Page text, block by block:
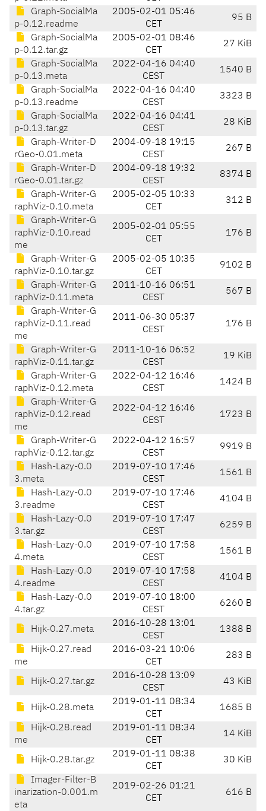
Graph-SocialMa
p-0.12.readme
2005-02-01 05:46
CET
95 B
Graph-SocialMa
p-0.12.tar.gz
2005-02-01 08:46
CET
27 KiB
Graph-SocialMa
p-0.13.meta
2022-04-16 04:40
CEST
1540 B
Graph-SocialMa
p-0.13.readme
2022-04-16 04:40
CEST
3323 B
Graph-SocialMa
p-0.13.tar.gz
2022-04-16 04:41
CEST
28 KiB
Graph-Writer-D
rGeo-0.01.meta
2004-09-18 19:15
CEST
267 B
Graph-Writer-D
rGeo-0.01.tar.gz
2004-09-18 19:32
CEST
8374 B
Graph-Writer-G
raphViz-0.10.meta
2005-02-05 10:33
CET
312 B
Graph-Writer-G
raphViz-0.10.read
me
2005-02-01 05:55
CET
176 B
Graph-Writer-G
raphViz-0.10.tar.gz
2005-02-05 10:35
CET
9102 B
Graph-Writer-G
raphViz-0.11.meta
2011-10-16 06:51
CEST
567 B
Graph-Writer-G
raphViz-0.11.read
me
2011-06-30 05:37
CEST
176 B
Graph-Writer-G
raphViz-0.11.tar.gz
2011-10-16 06:52
CEST
19 KiB
Graph-Writer-G
raphViz-0.12.meta
2022-04-12 16:46
CEST
1424 B
Graph-Writer-G
raphViz-0.12.read
me
2022-04-12 16:46
CEST
1723 B
Graph-Writer-G
raphViz-0.12.tar.gz
2022-04-12 16:57
CEST
9919 B
Hash-Lazy-0.0
3.meta
2019-07-10 17:46
CEST
1561 B
Hash-Lazy-0.0
3.readme
2019-07-10 17:46
CEST
4104 B
Hash-Lazy-0.0
3.tar.gz
2019-07-10 17:47
CEST
6259 B
Hash-Lazy-0.0
4.meta
2019-07-10 17:58
CEST
1561 B
Hash-Lazy-0.0
4.readme
2019-07-10 17:58
CEST
4104 B
Hash-Lazy-0.0
4.tar.gz
2019-07-10 18:00
CEST
6260 B
Hijk-0.27.meta
2016-10-28 13:01
CEST
1388 B
Hijk-0.27.read
me
2016-03-21 10:06
CET
283 B
Hijk-0.27.tar.gz
2016-10-28 13:09
CEST
43 KiB
Hijk-0.28.meta
2019-01-11 08:34
CET
1685 B
Hijk-0.28.read
me
2019-01-11 08:34
CET
14 KiB
Hijk-0.28.tar.gz
2019-01-11 08:38
CET
30 KiB
Imager-Filter-B
inarization-0.001.m
eta
2019-02-26 01:21
CET
616 B